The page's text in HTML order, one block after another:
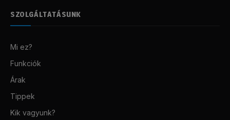
SZOLGÁLTATÁSUNK
Mi ez?
Funkciók
Árak
Tippek
Kik vagyunk?